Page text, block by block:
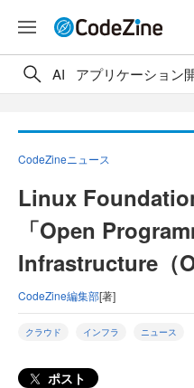
AI アプリケーション
CodeZineニュース
Linux
「Open
Infrastructure（
CodeZine編集部[著]
クラウド インフラ ニュース
ポスト